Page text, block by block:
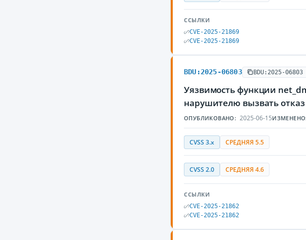
ССЫЛКИ
CVE-2025-21869
CVE-2025-21869
BDU:2025-06803 BDU:2025-06803
Уязвимость функции
нарушителю вызвать
ОПУБЛИКОВАНО: 2025-06-15
CVSS 3.x СРЕДНЯЯ 5.5
CVSS 2.0 СРЕДНЯЯ 4.6
ССЫЛКИ
CVE-2025-21862
CVE-2025-21862